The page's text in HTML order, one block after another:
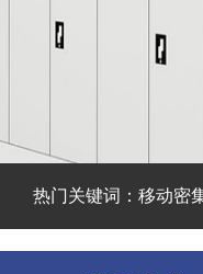
热门关键词：移动密